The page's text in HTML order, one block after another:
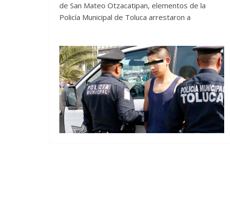
de San Mateo Otzacatipan, elementos de la
Policía Municipal de Toluca arrestaron a